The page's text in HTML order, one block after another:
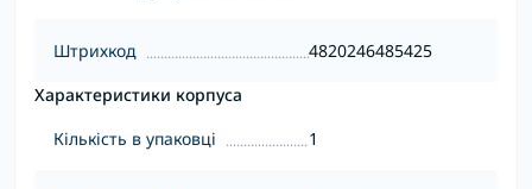
Штрихкод
4820246485425
Характеристики корпуса
Кількість в упаковці
1